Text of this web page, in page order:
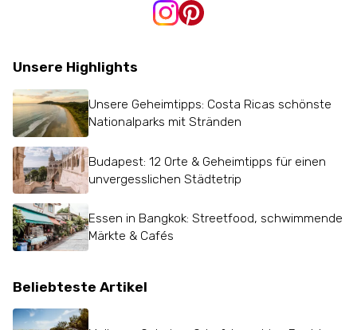
Unsere Highlights
Unsere Geheimtipps: Costa Ricas schönste
Nationalparks mit Stränden
Budapest: 12 Orte & Geheimtipps für einen
unvergesslichen Städtetrip
Essen in Bangkok: Streetfood, schwimmende
Märkte & Cafés
Beliebteste Artikel